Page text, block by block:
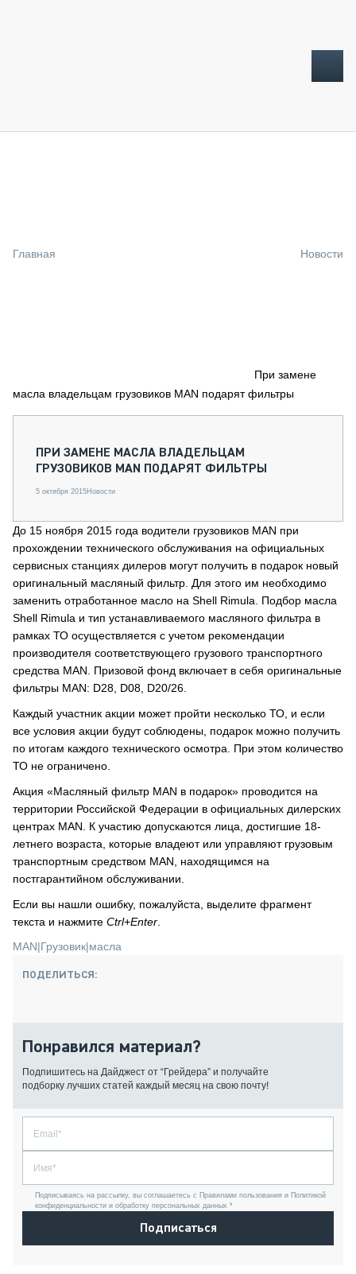
СПЕЦПРОЕКТЫ
О ПРОЕКТЕ
Главная Новости
При замене
масла владельцам грузовиков MAN подарят фильтры
ПРИ ЗАМЕНЕ МАСЛА ВЛАДЕЛЬЦАМ
ГРУЗОВИКОВ MAN ПОДАРЯТ ФИЛЬТРЫ
5 октября 2015Новости
До 15 ноября 2015 года водители грузовиков MAN при
прохождении технического обслуживания на официальных
сервисных станциях дилеров могут получить в подарок новый
оригинальный масляный фильтр. Для этого им необходимо
заменить отработанное масло на Shell Rimula. Подбор масла
Shell Rimula и тип устанавливаемого масляного фильтра в
рамках ТО осуществляется с учетом рекомендации
производителя соответствующего грузового транспортного
средства MAN. Призовой фонд включает в себя оригинальные
фильтры MAN: D28, D08, D20/26.
Каждый участник акции может пройти несколько ТО, и если
все условия акции будут соблюдены, подарок можно получить
по итогам каждого технического осмотра. При этом количество
ТО не ограничено.
Акция «Масляный фильтр MAN в подарок» проводится на
территории Российской Федерации в официальных дилерских
центрах MAN. К участию допускаются лица, достигшие 18-
летнего возраста, которые владеют или управляют грузовым
транспортным средством MAN, находящимся на
постгарантийном обслуживании.
Если вы нашли ошибку, пожалуйста, выделите фрагмент
текста и нажмите Ctrl+Enter
MAN|Грузовик|масла
ПОДЕЛИТЬСЯ:
Понравился материал?
Подпишитесь на Дайджест от “Грейдера” и получайте
подборку лучших статей каждый месяц на свою почту!
Подписываясь на рассылку, вы соглашаетесь с Правилами пользования и Политикой
конфиденциальности и обработку персональных данных *
Подписаться